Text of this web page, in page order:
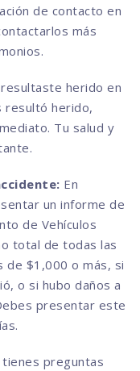
de contacto en
más
resultaste herido en
resultó herido,
Tu salud y
En
un informe de
de Vehículos
total de todas las
de $1,000 o más, si
o si hubo daños a
presentar este
tienes preguntas